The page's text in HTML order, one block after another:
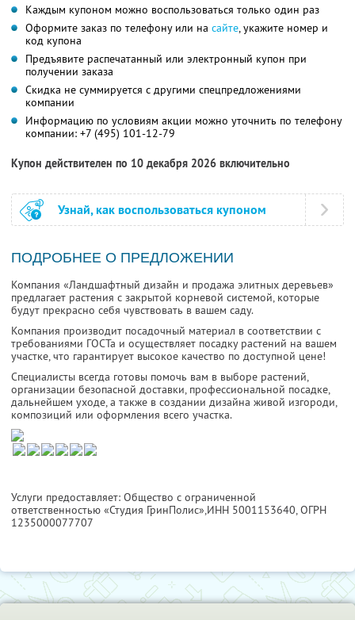
Каждым купоном можно воспользоваться только один раз
Оформите заказ по телефону или на сайте, укажите номер и
код купона
Предъявите распечатанный или электронный купон при
получении заказа
Скидка не суммируется с другими спецпредложениями
компании
Информацию по условиям акции можно уточнить по телефону
компании: +7 (495) 101-12-79
Купон действителен по 10 декабря 2026 включительно
Узнай, как воспользоваться купоном
ПОДРОБНЕЕ О ПРЕДЛОЖЕНИИ
Компания «Ландшафтный дизайн и продажа элитных деревьев»
предлагает растения с закрытой корневой системой, которые
будут прекрасно себя чувствовать в вашем саду.
Компания производит посадочный материал в соответствии с
требованиями ГОСТа и осуществляет посадку растений на вашем
участке, что гарантирует высокое качество по доступной цене!
Специалисты всегда готовы помочь вам в выборе растений,
организации безопасной доставки, профессиональной посадке,
дальнейшем уходе, а также в создании дизайна живой изгороди,
композиций или оформления всего участка.
Услуги предоставляет: Общество с ограниченной
ответственностью «Студия ГринПолис»,ИНН 5001153640, ОГРН
1235000077707